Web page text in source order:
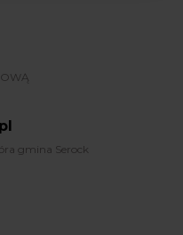
gmina Serock